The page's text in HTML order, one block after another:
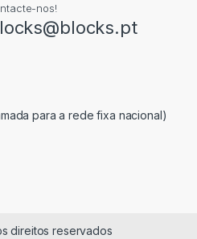
nos!
para a rede fixa nacional)
direitos reservados